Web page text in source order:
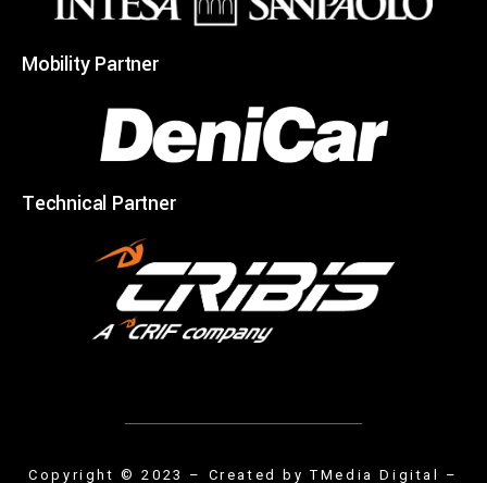
Mobility Partner
Technical Partner
Copyright © 2023 – Created byTMedia Digital –